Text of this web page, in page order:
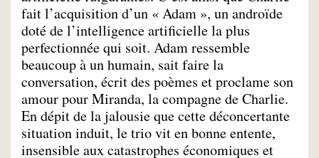
fait l’acquisition d’un « Adam », un androïde
doté de l’intelligence artificielle la plus
perfectionnée qui soit. Adam ressemble
beaucoup à un humain, sait faire la
conversation, écrit des poèmes et proclame son
amour pour Miranda, la compagne de Charlie.
En dépit de la jalousie que cette déconcertante
situation induit, le trio vit en bonne entente,
insensible aux catastrophes économiques et